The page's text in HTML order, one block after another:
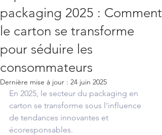
packaging 2025 : Comment
le carton se transforme
pour séduire les
consommateurs
Dernière mise à jour : 24 juin 2025
En 2025, le secteur du packaging en
carton se transforme sous l'influence
de tendances innovantes et
écoresponsables.